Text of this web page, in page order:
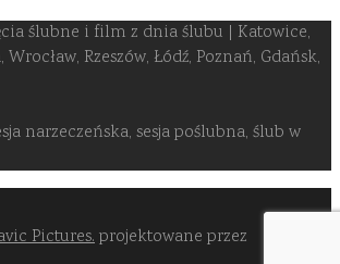
ślubne i film z dnia ślubu | Katowice,
Rzeszów, Łódź, Poznań, Gdańsk,
narzeczeńska, sesja poślubna, ślub w
Pictures.projektowane przez